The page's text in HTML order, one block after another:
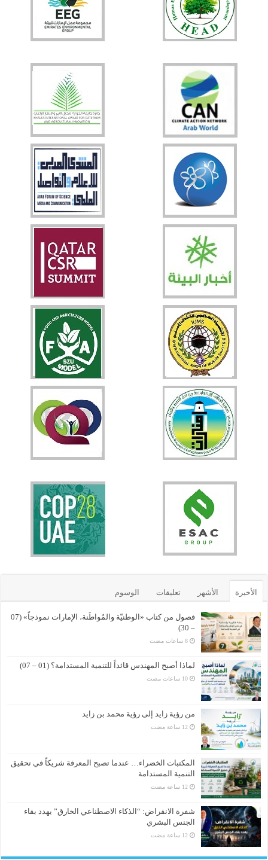
الأخيرة الأشهر تعليقات الوسوم
فصول من كتاب «الوطنيّة والمُواطَنة، الإمارات نموذجاً» (07
– 30)
لماذا أصبح المهندس قائداً للتنمية المستدامة؟ (01 – 07)
من رؤية زايد إلى رؤية محمد بن زايد
المكتبات الخضراء… عندما تصبح المعرفة شريكاً في تحقيق
التنمية المستدامة
شفرة الانقراض: “الذكاء الاصطناعي الخارق” يهدد بقاء
الجنس البشري